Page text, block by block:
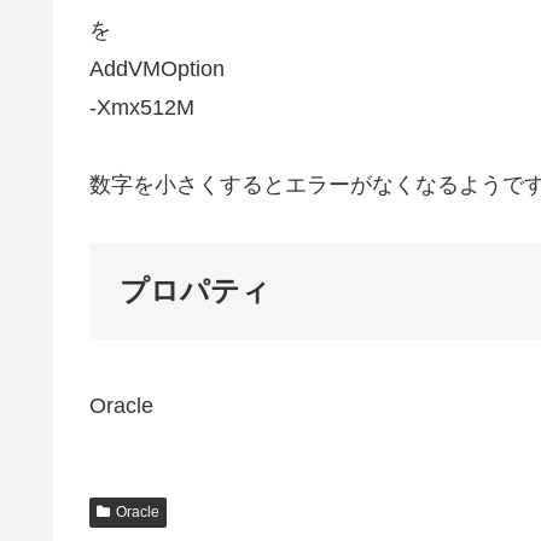
を
AddVMOption
-Xmx512M
数字を小さくするとエラーがなくなるようで
プロパティ
Oracle
Oracle